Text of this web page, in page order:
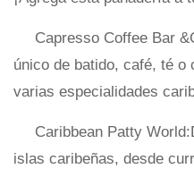
Capresso Coffee Bar
único de batido, café, té o
varias especialidades
Caribbean Patty
islas caribeñas, desde